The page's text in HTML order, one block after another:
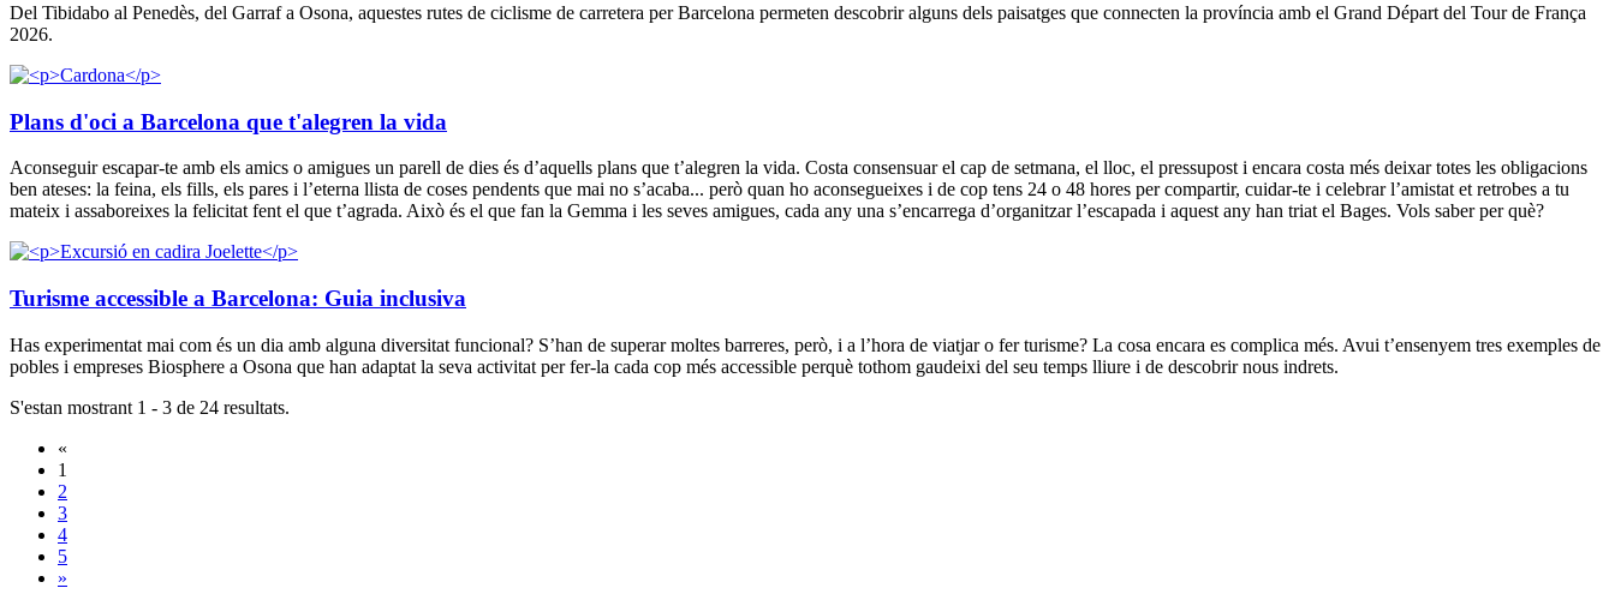
Del Tibidabo al Penedès, del Garraf a Osona, aquestes rutes de ciclisme de carretera per Barcelona permeten descobrir alguns dels paisatges que connecten la província amb el Grand Départ del Tour de França
2026.
Plans d'oci a Barcelona que t'alegren la vida
Aconseguir escapar-te amb els amics o amigues un parell de dies és d’aquells plans que t’alegren la vida. Costa consensuar el cap de setmana, el lloc, el pressupost i encara costa més deixar totes les obligacions
ben ateses: la feina, els fills, els pares i l’eterna llista de coses pendents que mai no s’acaba... però quan ho aconsegueixes i de cop tens 24 o 48 hores per compartir, cuidar-te i celebrar l’amistat et retrobes a tu
mateix i assaboreixes la felicitat fent el que t’agrada. Això és el que fan la Gemma i les seves amigues, cada any una s’encarrega d’organitzar l’escapada i aquest any han triat el Bages. Vols saber per què?
Turisme accessible a Barcelona: Guia inclusiva
Has experimentat mai com és un dia amb alguna diversitat funcional? S’han de superar moltes barreres, però, i a l’hora de viatjar o fer turisme? La cosa encara es complica més. Avui t’ensenyem tres exemples de
pobles i empreses Biosphere a Osona que han adaptat la seva activitat per fer-la cada cop més accessible perquè tothom gaudeixi del seu temps lliure i de descobrir nous indrets.
S'estan mostrant 1 - 3 de 24 resultats.
«
1
2
3
4
5
»